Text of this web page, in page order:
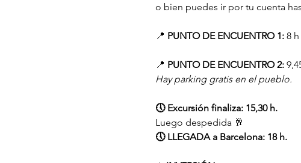
o bien puedes ir por tu cuenta
📍 PUNTO DE ENCUENTRO 1: 8
📍 PUNTO DE ENCUENTRO 2:
Hay parking gratis en el pueblo.
🕔 Excursión finaliza: 15,30 h.
Luego despedida 🥂
🕔 LLEGADA a Barcelona: 18 h.